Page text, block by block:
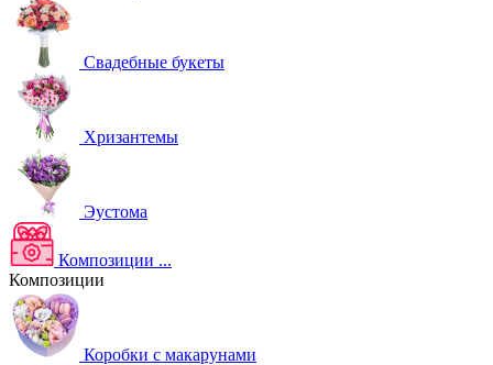
Свадебные букеты
Хризантемы
Эустома
Композиции ...
Композиции
Коробки с макарунами